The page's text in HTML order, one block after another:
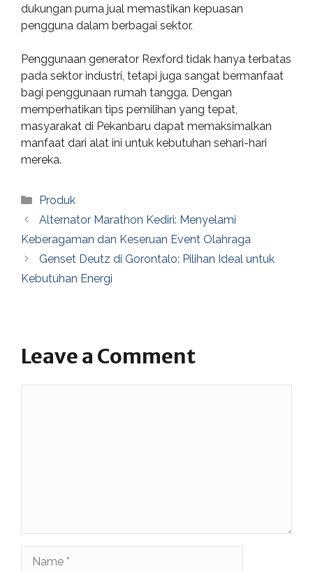
dukungan purna jual memastikan kepuasan
pengguna dalam berbagai sektor.
Penggunaan generator Rexford tidak hanya terbatas
pada sektor industri, tetapi juga sangat bermanfaat
bagi penggunaan rumah tangga. Dengan
memperhatikan tips pemilihan yang tepat,
masyarakat di Pekanbaru dapat memaksimalkan
manfaat dari alat ini untuk kebutuhan sehari-hari
mereka.
Categories
Produk
Alternator Marathon Kediri: Menyelami
Keberagaman dan Keseruan Event Olahraga
Genset Deutz di Gorontalo: Pilihan Ideal untuk
Kebutuhan Energi
Leave a Comment